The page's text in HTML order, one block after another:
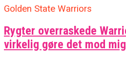
Golden State Warriors
Rygter overraskede
virkelig gøre det mod